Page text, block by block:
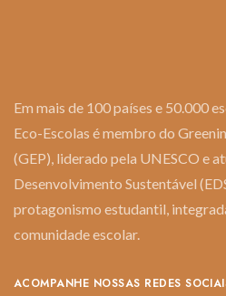
Em mais de 100 países e 50.000
Eco-Escolas é membro do
(GEP), liderado pela UNESCO e
Desenvolvimento Sustentável
protagonismo estudantil,
comunidade escolar.
ACOMPANHE NOSSAS REDES